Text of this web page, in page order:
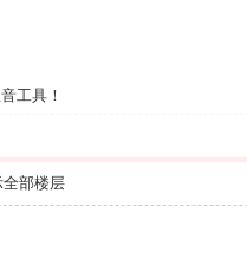
工具！
全部楼层